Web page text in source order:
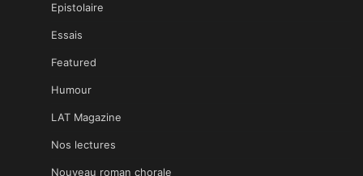
Epistolaire
Essais
Featured
Humour
LAT Magazine
Nos lectures
Nouveau roman chorale